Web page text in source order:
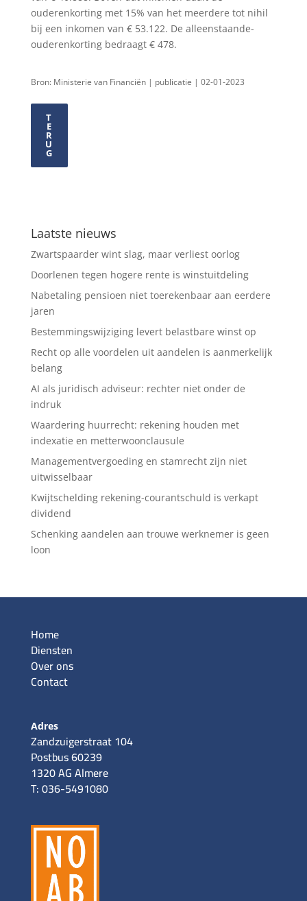
ouderenkorting met 15% van het meerdere tot nihil
bij een inkomen van € 53.122. De alleenstaande-
ouderenkorting bedraagt € 478.
Bron: Ministerie van Financiën | publicatie | 02-01-2023
T
E
R
U
G
Laatste nieuws
Zwartspaarder wint slag, maar verliest oorlog
Doorlenen tegen hogere rente is winstuitdeling
Nabetaling pensioen niet toerekenbaar aan eerdere
jaren
Bestemmingswijziging levert belastbare winst op
Recht op alle voordelen uit aandelen is aanmerkelijk
belang
AI als juridisch adviseur: rechter niet onder de
indruk
Waardering huurrecht: rekening houden met
indexatie en metterwoonclausule
Managementvergoeding en stamrecht zijn niet
uitwisselbaar
Kwijtschelding rekening-courantschuld is verkapt
dividend
Schenking aandelen aan trouwe werknemer is geen
loon
Home
Diensten
Over ons
Contact
Adres
Zandzuigerstraat 104
Postbus 60239
1320 AG Almere
T: 036-5491080